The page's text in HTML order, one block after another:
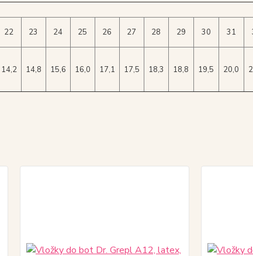
22 23 24 25 26 27 28 29 30 31
14,2 14,8 15,6 16,0 17,1 17,5 18,3 18,8 19,5 20,0